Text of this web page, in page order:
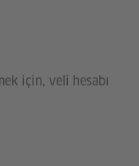
için, veli hesabı